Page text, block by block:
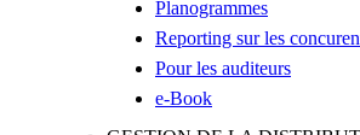
Planogrammes
Reporting sur les
Pour les auditeurs
e-Book